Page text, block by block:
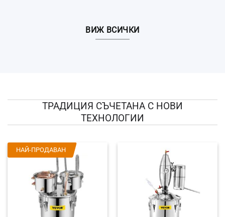
ВИЖ ВСИЧКИ
ТРАДИЦИЯ СЪЧЕТАНА С НОВИ
ТЕХНОЛОГИИ
НАЙ-ПРОДАВАН